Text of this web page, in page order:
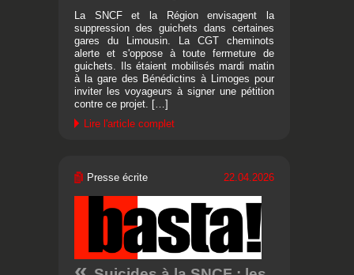
La SNCF et la Région envisagent la
suppression des guichets dans certaines
gares du Limousin. La CGT cheminots
alerte et s'oppose à toute fermeture de
guichets. Ils étaient mobilisés mardi matin
à la gare des Bénédictins à Limoges pour
inviter les voyageurs à signer une pétition
contre ce projet. […]
Lire l'article complet
Presse écrite 22.04.2026